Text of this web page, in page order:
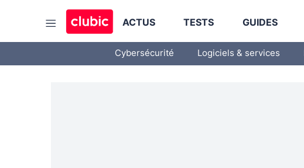
ACTUS TESTS GUIDES
Cybersécurité Logiciels & services